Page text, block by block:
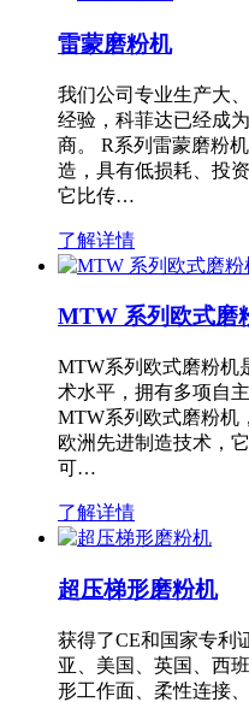
雷蒙磨粉机
我们公司专业生产大
经验，科菲达已经成
商。 R系列雷蒙磨粉
造，具有低损耗、投
它比传…
了解详情
MTW 系列欧式磨
MTW系列欧式磨粉机
术水平，拥有多项自
MTW系列欧式磨粉机
欧洲先进制造技术，
可…
了解详情
超压梯形磨粉机
获得了CE和国家专利
亚、美国、英国、西
形工作面、柔性连接